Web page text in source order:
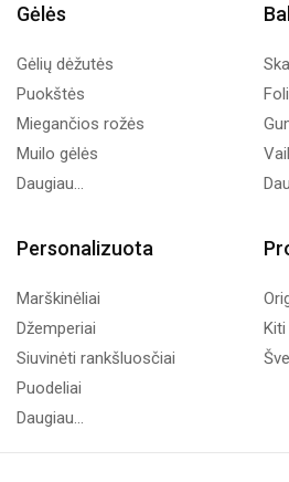
Gėlės
Gėlių dėžutės
Puokštės
Miegančios rožės
Muilo gėlės
Daugiau...
Personalizuota
Marškinėliai
Džemperiai
Siuvinėti rankšluosčiai
Puodeliai
Daugiau...